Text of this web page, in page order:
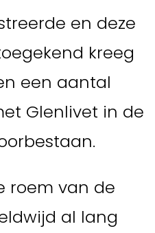
en deze
kreeg
een aantal
Glenlivet in de
roem van de
al lang